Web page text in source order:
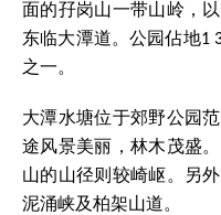
面的孖岗山一带山岭，
东临大潭道。公园佔地1
之一。
大潭水塘位于郊野公园
途风景美丽，林木茂盛
山的山径则较崎岖。另
泥涌峡及柏架山道。